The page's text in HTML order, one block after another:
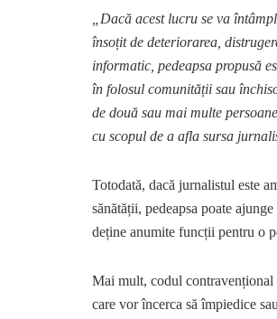
„Dacă acest lucru se va
însoțit de deteriorarea,
informatic, pedeapsa propusă
în folosul comunității sau
de două sau mai multe
cu scopul de a afla sursa
Totodată, dacă jurnalistul este
sănătății, pedeapsa poate
deține anumite funcții pentru o
Mai mult, codul contravențional
care vor încerca să împiedice